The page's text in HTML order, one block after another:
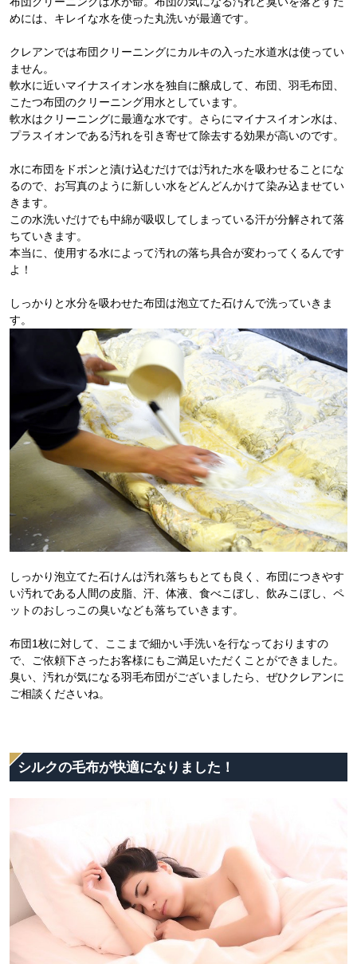
めには、キレイな水を使った丸洗いが最適です。
クレアンでは布団クリーニングにカルキの入った水道水は使ってい
ません。
軟水に近いマイナスイオン水を独自に醸成して、布団、羽毛布団、
こたつ布団のクリーニング用水としています。
軟水はクリーニングに最適な水です。さらにマイナスイオン水は、
プラスイオンである汚れを引き寄せて除去する効果が高いのです。
水に布団をドボンと漬け込むだけでは汚れた水を吸わせることにな
るので、お写真のように新しい水をどんどんかけて染み込ませてい
きます。
この水洗いだけでも中綿が吸収してしまっている汗が分解されて落
ちていきます。
本当に、使用する水によって汚れの落ち具合が変わってくるんです
よ！
しっかりと水分を吸わせた布団は泡立てた石けんで洗っていきま
す。
しっかり泡立てた石けんは汚れ落ちもとても良く、布団につきやす
い汚れである人間の皮脂、汗、体液、食べこぼし、飲みこぼし、ペ
ットのおしっこの臭いなども落ちていきます。
布団1枚に対して、ここまで細かい手洗いを行なっておりますの
で、ご依頼下さったお客様にもご満足いただくことができました。
臭い、汚れが気になる羽毛布団がございましたら、ぜひクレアンに
ご相談くださいね。
シルクの毛布が快適になりました！